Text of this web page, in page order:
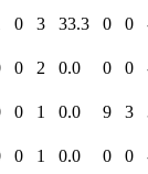
0 3 33.3 0 0
0 2 0.0 0 0
0 1 0.0 9 3
0 1 0.0 0 0